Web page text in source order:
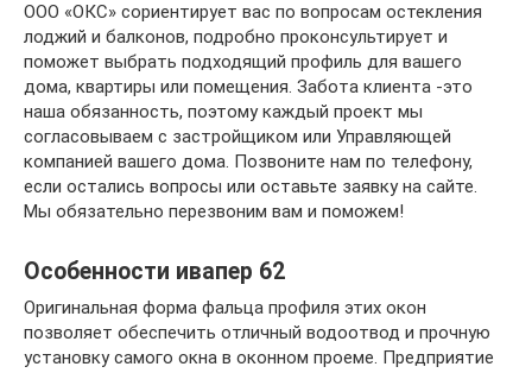
ООО «ОКС» сориентирует вас по вопросам остекления
лоджий и балконов, подробно проконсультирует и
поможет выбрать подходящий профиль для вашего
дома, квартиры или помещения. Забота клиента -это
наша обязанность, поэтому каждый проект мы
согласовываем с застройщиком или Управляющей
компанией вашего дома. Позвоните нам по телефону,
если остались вопросы или оставьте заявку на сайте.
Мы обязательно перезвоним вам и поможем!
Особенности ивапер 62
Оригинальная форма фальца профиля этих окон
позволяет обеспечить отличный водоотвод и прочную
установку самого окна в оконном проеме. Предприятие